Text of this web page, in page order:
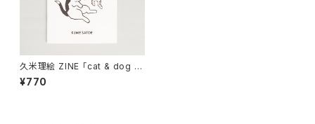
久米理絵 ZINE 「cat & dog &
...」
¥770